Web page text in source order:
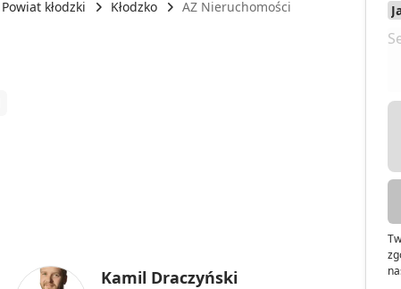
Powiat kłodzki Kłodzko AZ Nieruchomości
Kamil Draczyński